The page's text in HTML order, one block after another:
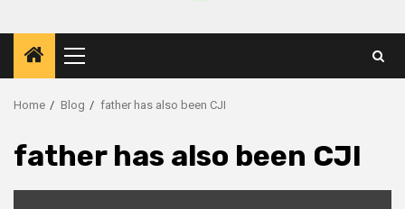
Primary
Menu
Home Blog father has also been CJI
father has also been CJI